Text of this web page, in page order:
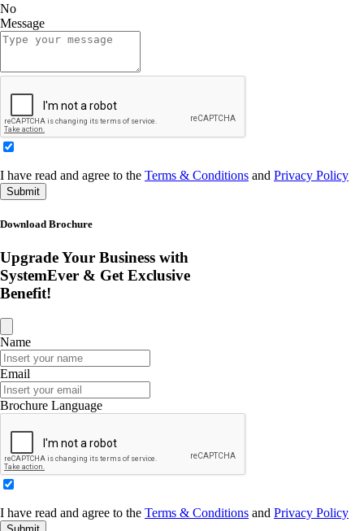
No
Message
I have read and agree to the Terms & Conditions and Privacy Policy
Submit
Download Brochure
Upgrade Your Business with
SystemEver & Get Exclusive
Benefit!
Name
Email
Brochure Language
I have read and agree to the Terms & Conditions and Privacy Policy